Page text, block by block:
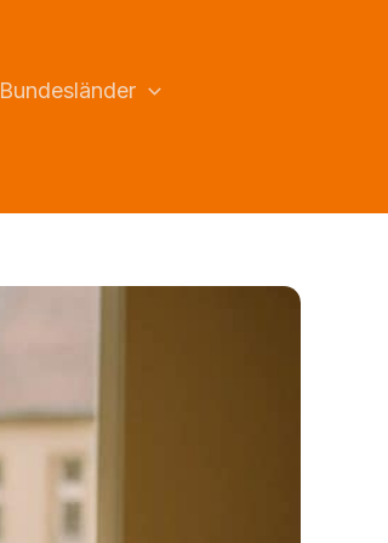
Bundesländer